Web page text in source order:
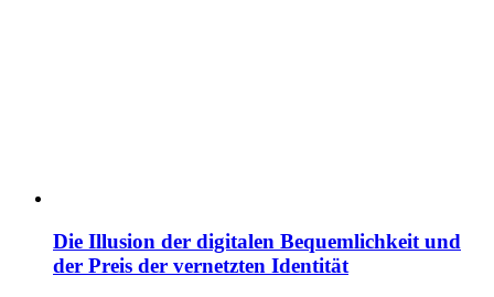
Die Illusion der digitalen Bequemlichkeit und
der Preis der vernetzten Identität